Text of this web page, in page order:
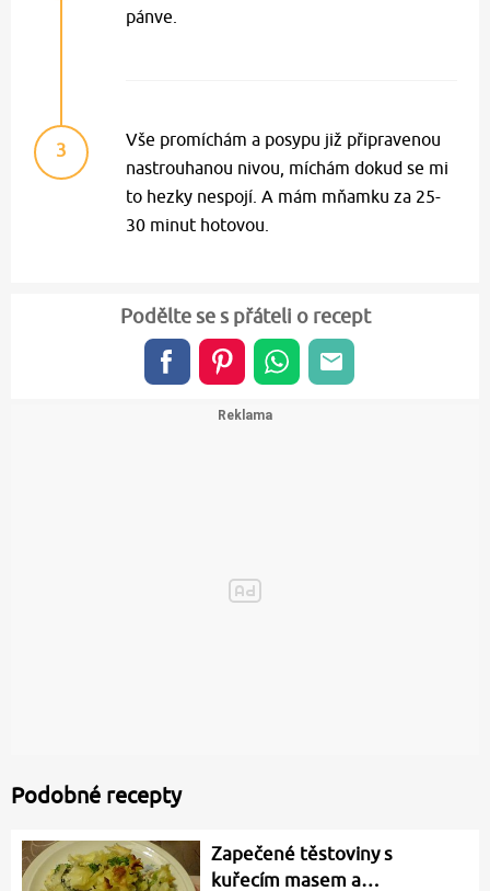
pánve.
3
Vše promíchám a posypu již připravenou
nastrouhanou nivou, míchám dokud se mi
to hezky nespojí. A mám mňamku za 25-
30 minut hotovou.
Podělte se s přáteli o recept
Podobné recepty
Zapečené těstoviny s
kuřecím masem a…